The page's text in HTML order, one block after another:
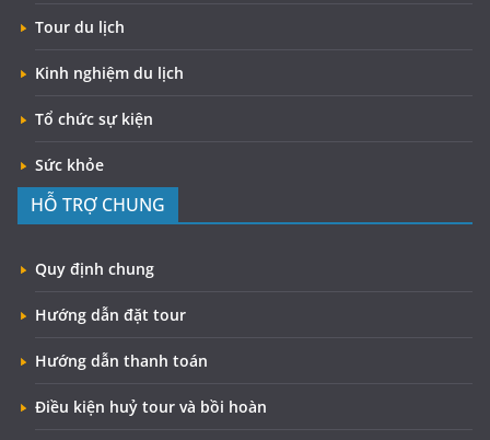
Tour du lịch
Kinh nghiệm du lịch
Tổ chức sự kiện
Sức khỏe
HỖ TRỢ CHUNG
Quy định chung
Hướng dẫn đặt tour
Hướng dẫn thanh toán
Điều kiện huỷ tour và bồi hoàn